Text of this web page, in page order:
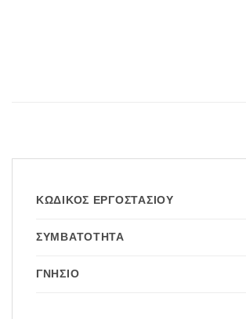
ΚΩΔΙΚΌΣ ΕΡΓΟΣΤΑΣΊΟΥ
ΣΥΜΒΑΤΌΤΗΤΑ
ΓΝΉΣΙΟ